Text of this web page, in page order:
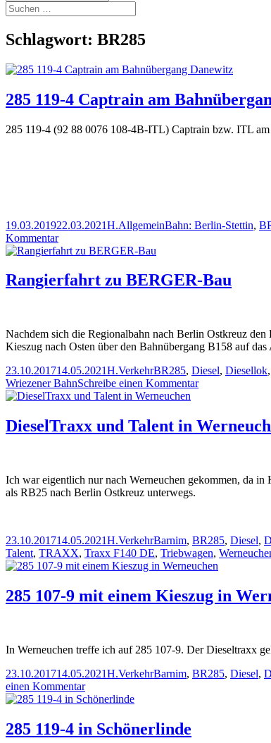
Suchen
nach:
Schlagwort: BR285
285 119-4 Captrain am
285 119-4 (92 88 0076 108-4B-ITL) Captrain bzw. ITL
Veröffentlicht
am
19.03.201922.03.2021Autor
H.Kategorien
AllgemeinSchlagwörter
Bahn: Berlin-Stettin,
Kommentarzu
285
4
Captrain
Rangierfahrt zu BERGER-Bau
Nachdem sich die Regionalbahn nach Berlin Ostkreuz
Kieszug nach Osten über den Bahnübergang B158 auf das
Veröffentlicht
am
23.10.201714.05.2021Autor
H.Kategorien
VerkehrSchlagwörter
BR285, Diesel, Diesellok,
Wriezener BahnSchreibe einen Kommentarzu
BERGER-
Bau
DieselTraxx und Talent in
Ich war eigentlich nur nach Werneuchen gekommen, da
als RB25 nach Berlin Ostkreuz unterwegs.
Veröffentlicht
am
23.10.201714.05.2021Autor
H.Kategorien
VerkehrSchlagwörter
Barnim, BR285, Diesel,
Talent, TRAXX, Traxx F140 DE, Triebwagen,
285 107-9 mit einem Kieszug in
In Werneuchen treffe ich auf 285 107-9. Der Dieseltraxx
Veröffentlicht
am
23.10.201714.05.2021Autor
H.Kategorien
VerkehrSchlagwörter
Barnim, BR285, Diesel,
einen Kommentarzu
285
mit
285 119-4 in Schönerlinde